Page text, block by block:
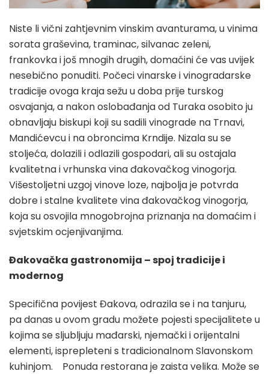
Niste li vični zahtjevnim vinskim avanturama, u vinima
sorata graševina, traminac, silvanac zeleni,
frankovka i još mnogih drugih, domaćini će vas uvijek
nesebično ponuditi. Počeci vinarske i vinogradarske
tradicije ovoga kraja sežu u doba prije turskog
osvajanja, a nakon oslobađanja od Turaka osobito ju
obnavljaju biskupi koji su sadili vinograde na Trnavi,
Mandićevcu i na obroncima Krndije. Nizala su se
stoljeća, dolazili i odlazili gospodari, ali su ostajala
kvalitetna i vrhunska vina đakovačkog vinogorja.
Višestoljetni uzgoj vinove loze, najbolja je potvrda
dobre i stalne kvalitete vina đakovačkog vinogorja,
koja su osvojila mnogobrojna priznanja na domaćim i
svjetskim ocjenjivanjima.
Đakovačka gastronomija – spoj tradicije i
modernog
Specifična povijest Đakova, odrazila se i na tanjuru,
pa danas u ovom gradu možete pojesti specijalitete u
kojima se sljubljuju mađarski, njemački i orijentalni
elementi, isprepleteni s tradicionalnom Slavonskom
kuhinjom. Ponuda restorana je zaista velika. Može se